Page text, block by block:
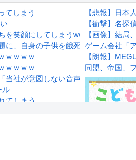
てしまう
を笑顔にしてしまう
に、自身の子供を餓死する寸前まで
ｗｗｗｗ
ｗｗｗｗ
当社が意図しない音声が流れた」
ル
てしまう…
【悲報】日本
【衝撃】名探
【画像】結局
ゲーム会社「
【朗報】
同盟、帝国、